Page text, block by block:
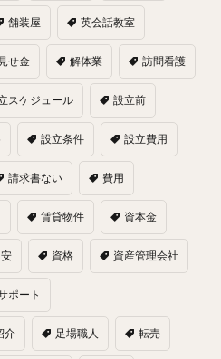
舗装屋 英会話教室
見せ金 解体業 訪問看護
スケジュール 設立前
設立条件 設立費用
請求書ない 費用
賃貸物件 資本金
資格 資産管理会社
ポート
介 足場職人 転売